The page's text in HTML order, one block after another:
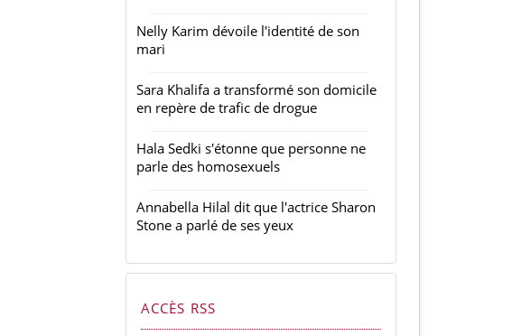
Nelly Karim dévoile l'identité de son
mari
Sara Khalifa a transformé son domicile
en repère de trafic de drogue
Hala Sedki s'étonne que personne ne
parle des homosexuels
Annabella Hilal dit que l'actrice Sharon
Stone a parlé de ses yeux
ACCÈS RSS